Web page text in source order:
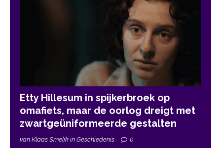
Etty Hillesum in spijkerbroek op
omafiets, maar de oorlog dreigt met
zwartgeüniformeerde gestalten
van Klaas Smelik in Geschiedenis 0